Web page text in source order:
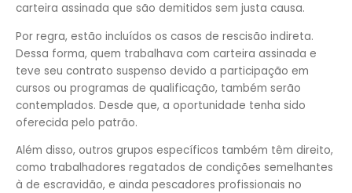
carteira assinada que são demitidos sem justa causa.
Por regra, estão incluídos os casos de rescisão indireta.
Dessa forma, quem trabalhava com carteira assinada e
teve seu contrato suspenso devido a participação em
cursos ou programas de qualificação, também serão
contemplados. Desde que, a oportunidade tenha sido
oferecida pelo patrão.
Além disso, outros grupos específicos também têm direito,
como trabalhadores regatados de condições semelhantes
à de escravidão, e ainda pescadores profissionais no